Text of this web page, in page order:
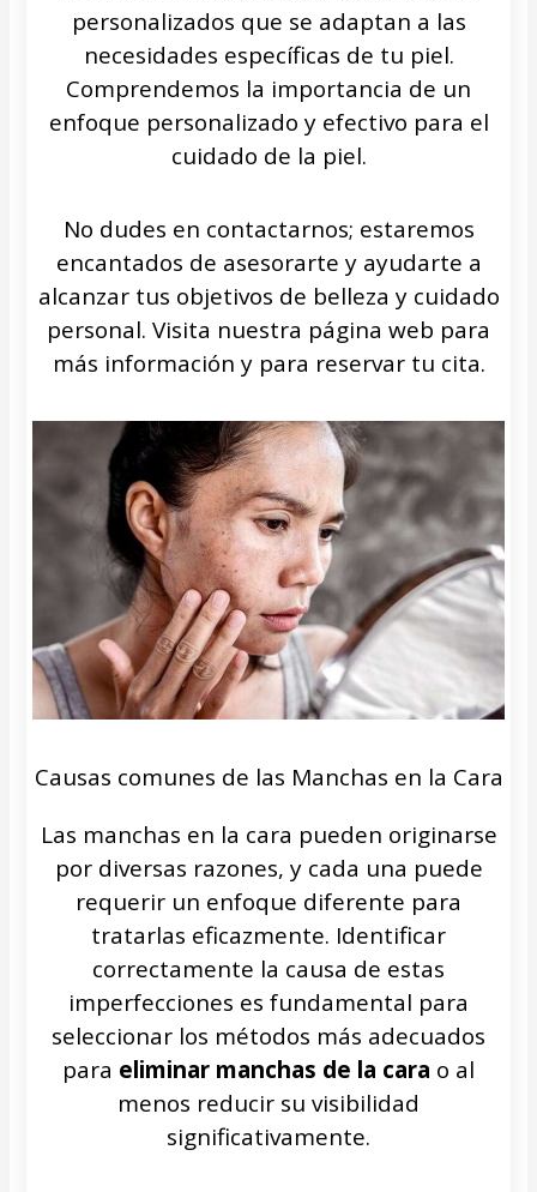
personalizados que se adaptan a las
necesidades específicas de tu piel.
Comprendemos la importancia de un
enfoque personalizado y efectivo para el
cuidado de la piel.
No dudes en contactarnos; estaremos
encantados de asesorarte y ayudarte a
alcanzar tus objetivos de belleza y cuidado
personal. Visita nuestra página web para
más información y para reservar tu cita.
Causas comunes de las Manchas en la Cara
Las manchas en la cara pueden originarse
por diversas razones, y cada una puede
requerir un enfoque diferente para
tratarlas eficazmente. Identificar
correctamente la causa de estas
imperfecciones es fundamental para
seleccionar los métodos más adecuados
para eliminar manchas de la cara o al
menos reducir su visibilidad
significativamente.